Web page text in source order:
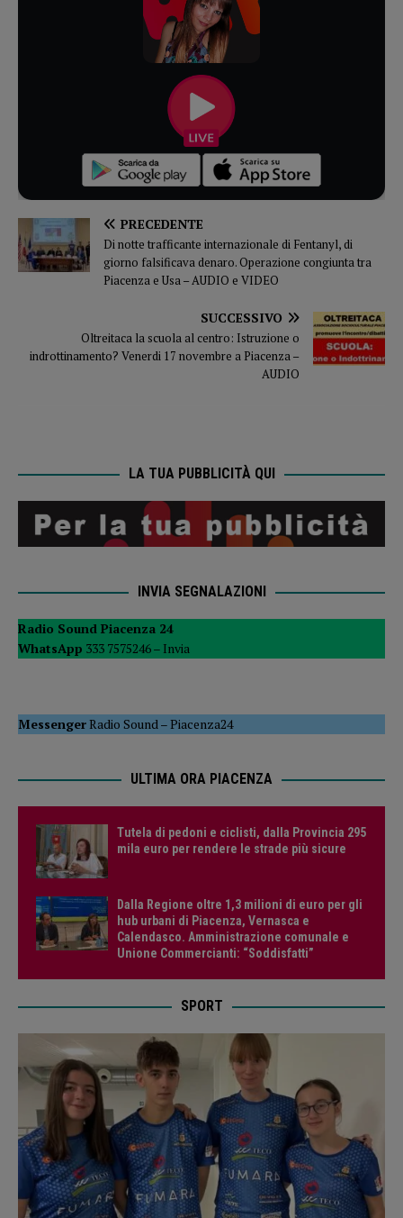
PRECEDENTE
Di notte trafficante internazionale di Fentanyl, di
giorno falsificava denaro. Operazione congiunta tra
Piacenza e Usa – AUDIO e VIDEO
SUCCESSIVO
Oltreitaca la scuola al centro: Istruzione o
indrottinamento? Venerdi 17 novembre a Piacenza –
AUDIO
LA TUA PUBBLICITÀ QUI
INVIA SEGNALAZIONI
Radio Sound Piacenza 24
WhatsApp 333 7575246 – Invia
MessengerRadio Sound –Piacenza24
ULTIMA ORA PIACENZA
Tutela di pedoni e ciclisti, dalla Provincia 295
mila euro per rendere le strade più sicure
Dalla Regione oltre 1,3 milioni di euro per gli
hub urbani di Piacenza, Vernasca e
Calendasco. Amministrazione comunale e
Unione Commercianti: “Soddisfatti”
SPORT